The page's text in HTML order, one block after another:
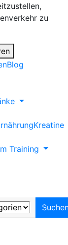
zu
Blog
Kreatine
Training